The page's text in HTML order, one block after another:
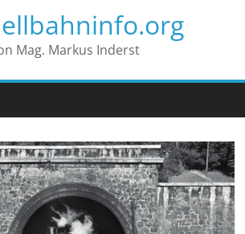
Mag. Markus Inderst